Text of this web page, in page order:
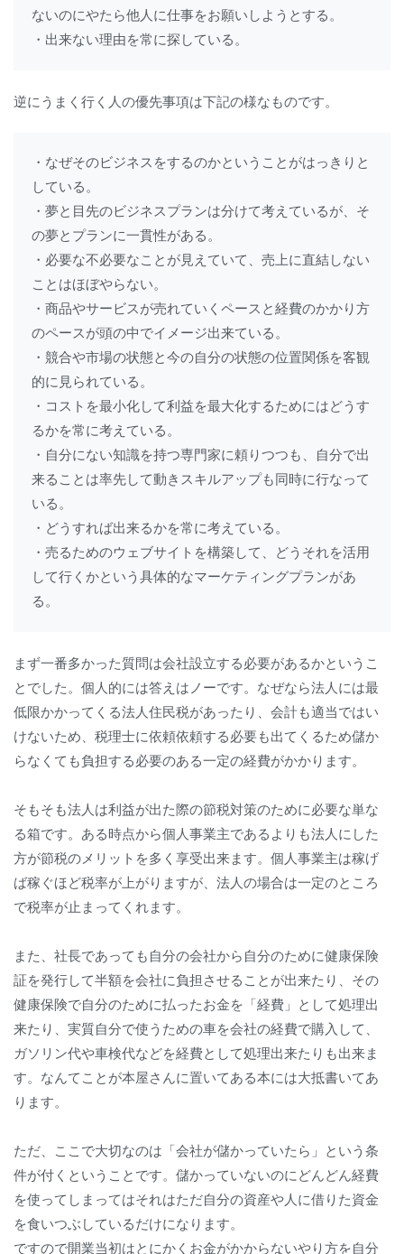
ないのにやたら他人に仕事をお願いしようとする。
・出来ない理由を常に探している。
逆にうまく行く人の優先事項は下記の様なものです。
・なぜそのビジネスをするのかということがはっきりと
している。
・夢と目先のビジネスプランは分けて考えているが、そ
の夢とプランに一貫性がある。
・必要な不必要なことが見えていて、売上に直結しない
ことはほぼやらない。
・商品やサービスが売れていくペースと経費のかかり方
のペースが頭の中でイメージ出来ている。
・競合や市場の状態と今の自分の状態の位置関係を客観
的に見られている。
・コストを最小化して利益を最大化するためにはどうす
るかを常に考えている。
・自分にない知識を持つ専門家に頼りつつも、自分で出
来ることは率先して動きスキルアップも同時に行なって
いる。
・どうすれば出来るかを常に考えている。
・売るためのウェブサイトを構築して、どうそれを活用
して行くかという具体的なマーケティングプランがあ
る。
まず一番多かった質問は会社設立する必要があるかというこ
とでした。個人的には答えはノーです。なぜなら法人には最
低限かかってくる法人住民税があったり、会計も適当ではい
けないため、税理士に依頼依頼する必要も出てくるため儲か
らなくても負担する必要のある一定の経費がかかります。
そもそも法人は利益が出た際の節税対策のために必要な単な
る箱です。ある時点から個人事業主であるよりも法人にした
方が節税のメリットを多く享受出来ます。個人事業主は稼げ
ば稼ぐほど税率が上がりますが、法人の場合は一定のところ
で税率が止まってくれます。
また、社長であっても自分の会社から自分のために健康保険
証を発行して半額を会社に負担させることが出来たり、その
健康保険で自分のために払ったお金を「経費」として処理出
来たり、実質自分で使うための車を会社の経費で購入して、
ガソリン代や車検代などを経費として処理出来たりも出来ま
す。なんてことが本屋さんに置いてある本には大抵書いてあ
ります。
ただ、ここで大切なのは「会社が儲かっていたら」という条
件が付くということです。儲かっていないのにどんどん経費
を使ってしまってはそれはただ自分の資産や人に借りた資金
を食いつぶしているだけになります。
ですので開業当初はとにかくお金がかからないやり方を自分